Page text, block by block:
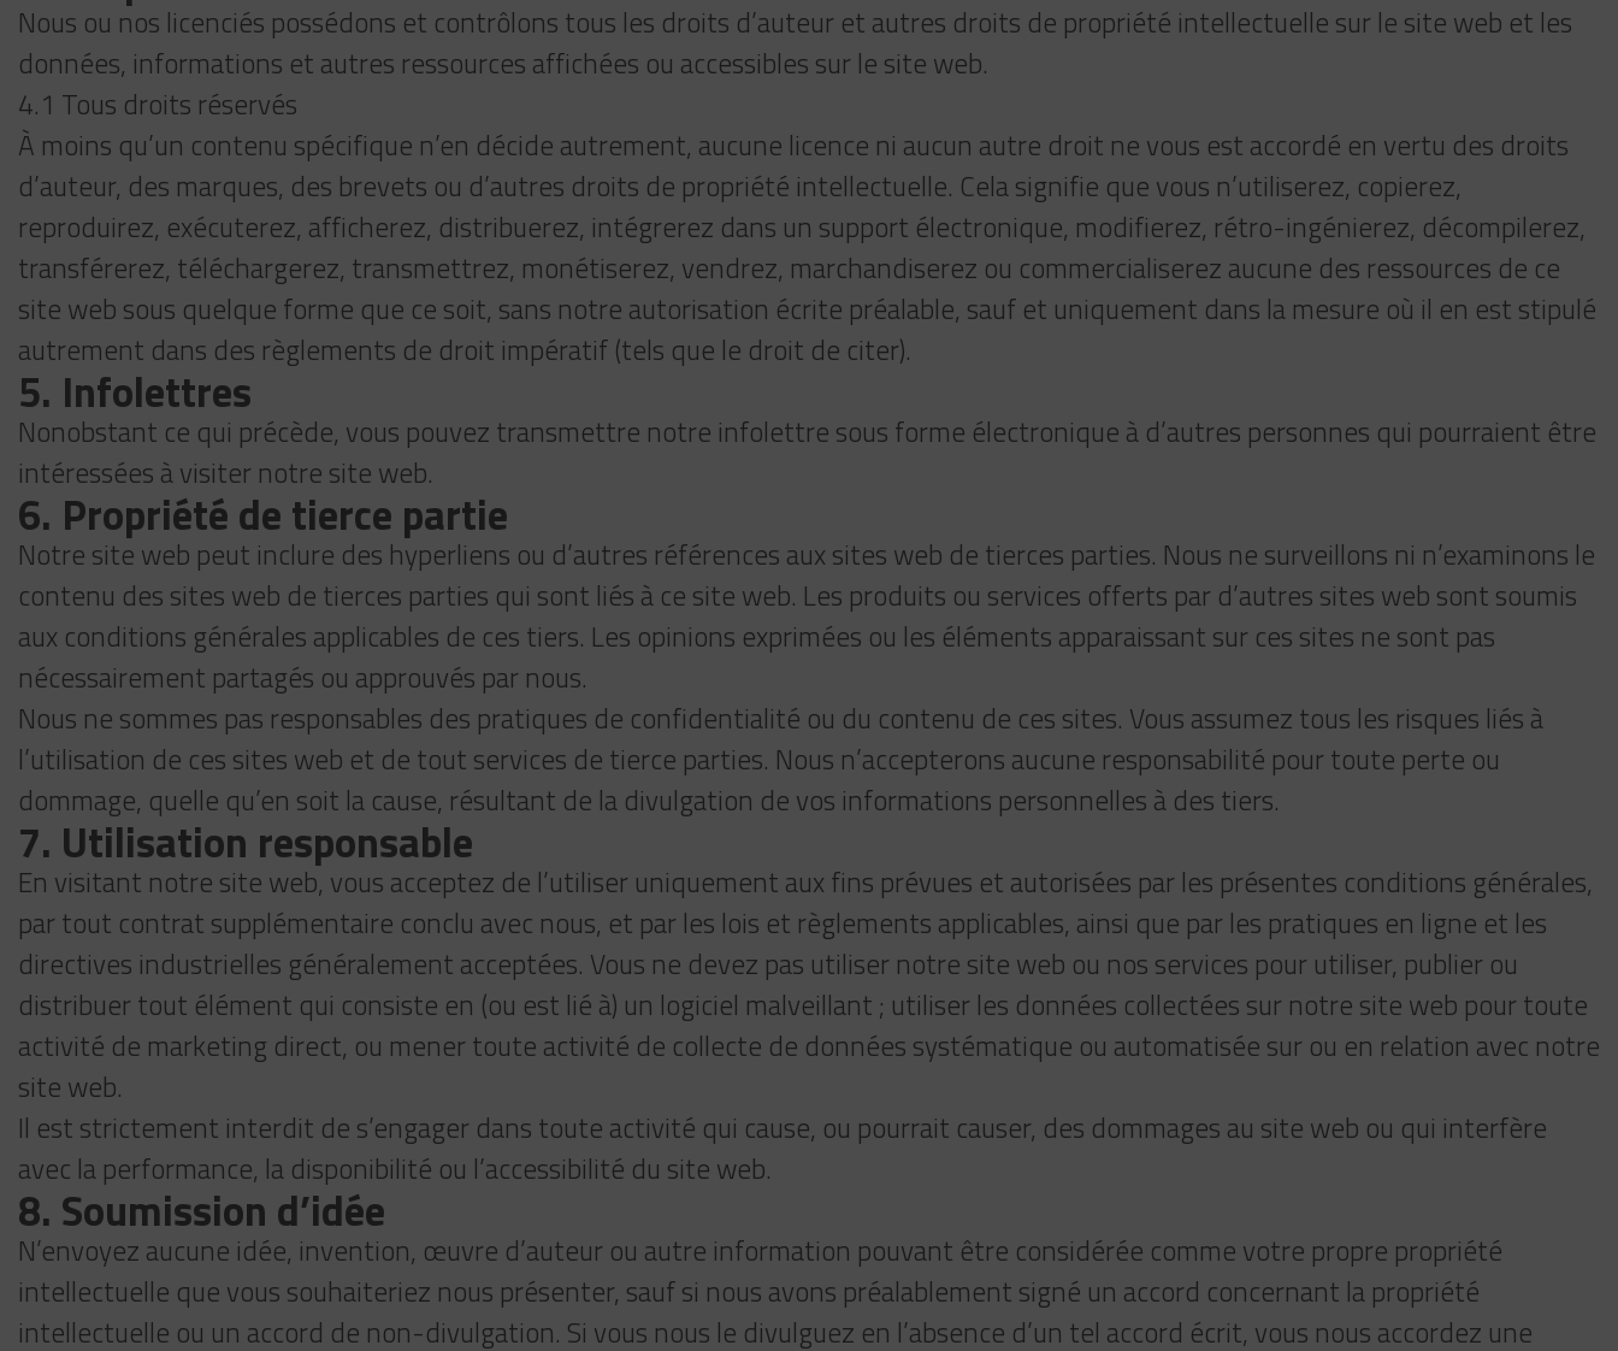
Nous ou nos licenciés possédons et contrôlons tous les droits d’auteur et autres droits de propriété intellectuelle sur le site web et les
données, informations et autres ressources affichées ou accessibles sur le site web.
4.1 Tous droits réservés
À moins qu’un contenu spécifique n’en décide autrement, aucune licence ni aucun autre droit ne vous est accordé en vertu des droits
d’auteur, des marques, des brevets ou d’autres droits de propriété intellectuelle. Cela signifie que vous n’utiliserez, copierez,
reproduirez, exécuterez, afficherez, distribuerez, intégrerez dans un support électronique, modifierez, rétro-ingénierez, décompilerez,
transférerez, téléchargerez, transmettrez, monétiserez, vendrez, marchandiserez ou commercialiserez aucune des ressources de ce
site web sous quelque forme que ce soit, sans notre autorisation écrite préalable, sauf et uniquement dans la mesure où il en est stipulé
autrement dans des règlements de droit impératif (tels que le droit de citer).
5. Infolettres
Nonobstant ce qui précède, vous pouvez transmettre notre infolettre sous forme électronique à d’autres personnes qui pourraient être
intéressées à visiter notre site web.
6. Propriété de tierce partie
Notre site web peut inclure des hyperliens ou d’autres références aux sites web de tierces parties. Nous ne surveillons ni n’examinons le
contenu des sites web de tierces parties qui sont liés à ce site web. Les produits ou services offerts par d’autres sites web sont soumis
aux conditions générales applicables de ces tiers. Les opinions exprimées ou les éléments apparaissant sur ces sites ne sont pas
nécessairement partagés ou approuvés par nous.
Nous ne sommes pas responsables des pratiques de confidentialité ou du contenu de ces sites. Vous assumez tous les risques liés à
l’utilisation de ces sites web et de tout services de tierce parties. Nous n’accepterons aucune responsabilité pour toute perte ou
dommage, quelle qu’en soit la cause, résultant de la divulgation de vos informations personnelles à des tiers.
7. Utilisation responsable
En visitant notre site web, vous acceptez de l’utiliser uniquement aux fins prévues et autorisées par les présentes conditions générales,
par tout contrat supplémentaire conclu avec nous, et par les lois et règlements applicables, ainsi que par les pratiques en ligne et les
directives industrielles généralement acceptées. Vous ne devez pas utiliser notre site web ou nos services pour utiliser, publier ou
distribuer tout élément qui consiste en (ou est lié à) un logiciel malveillant ; utiliser les données collectées sur notre site web pour toute
activité de marketing direct, ou mener toute activité de collecte de données systématique ou automatisée sur ou en relation avec notre
site web.
Il est strictement interdit de s’engager dans toute activité qui cause, ou pourrait causer, des dommages au site web ou qui interfère
avec la performance, la disponibilité ou l’accessibilité du site web.
8. Soumission d’idée
N’envoyez aucune idée, invention, œuvre d’auteur ou autre information pouvant être considérée comme votre propre propriété
intellectuelle que vous souhaiteriez nous présenter, sauf si nous avons préalablement signé un accord concernant la propriété
intellectuelle ou un accord de non-divulgation. Si vous nous le divulguez en l’absence d’un tel accord écrit, vous nous accordez une